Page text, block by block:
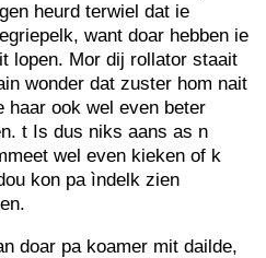
heurd terwiel dat ie
want doar hebben ie
lopen. Mor dij rollator staait
wonder dat zuster hom nait
haar ook wel even beter
t Is dus niks aans as n
wel even kieken of k
kon pa ìndelk zien
doar pa koamer mit dailde,